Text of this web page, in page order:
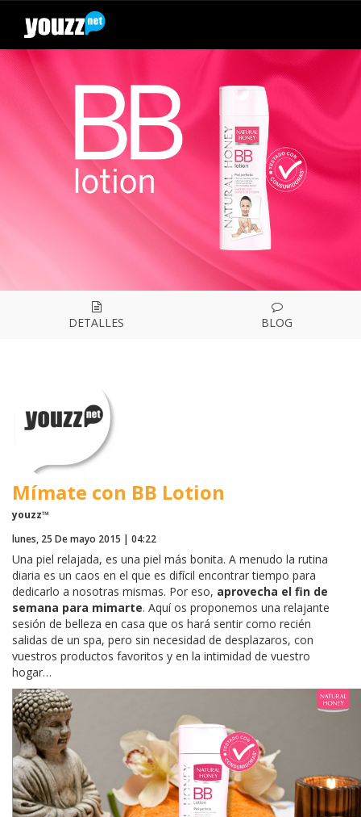
DETALLES BLOG
Mímate con BB Lotion
youzz™
lunes, 25 De mayo 2015 | 04:22
Una piel relajada, es una piel más bonita. A menudo la rutina
diaria es un caos en el que es difícil encontrar tiempo para
dedicarlo a nosotras mismas. Por eso, aprovecha el fin de
semana para mimarte. Aquí os proponemos una relajante
sesión de belleza en casa que os hará sentir como recién
salidas de un spa, pero sin necesidad de desplazaros, con
vuestros productos favoritos y en la intimidad de vuestro
hogar…